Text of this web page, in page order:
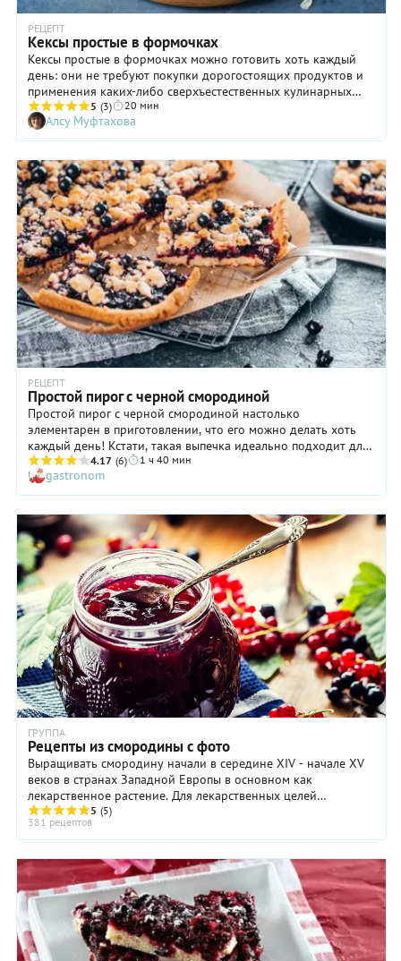
РЕЦЕПТ
Кексы простые в формочках
Кексы простые в формочках можно готовить хоть каждый
день: они не требуют покупки дорогостоящих продуктов и
применения каких-либо сверхъестественных кулинарных
знаний и умений. Зато нравится такая выпечка едва ли не
каждому! Простые кексы, приготовленные в маленьких
формочках, можно подать к чаю, кофе, какао. Правда, нам
кажется, что вкуснее всего есть эту выпечку с теплым
молоком. Во всяком случае, такое сочетание невольно
навевает воспоминания о временах, когда деревья были
большими, мы — маленькими, а вкуснее и уютнее маминых
кексов, булочек и пирожков не было ничего на свете!
5 (3) 20 мин
Алсу Муфтахова
РЕЦЕПТ
Простой пирог с черной смородиной
Простой пирог с черной смородиной настолько
элементарен в приготовлении, что его можно делать хоть
каждый день! Кстати, такая выпечка идеально подходит для
семейного чаепития на даче. Легкое и рассыпчатое тесто
гармонично дополняет выразительный вкус ягод с приятной
изысканной кислинкой. А уж об аромате блюда и говорить
не приходится! Простой пирог с черной смородиной лучше
всего готовить, конечно, со свежими ягодами, прямо с куста,
но и замороженные тоже подойдут. Причем, тратить время
на оттаивание нет никакой необходимости: достаньте их из
морозильной камеры и используйте по рецепту.
4.17 (6) 1 ч 40 мин
gastronom
ГРУППА
Рецепты из смородины с фото
Выращивать смородину начали в середине XIV - начале XV
веков в странах Западной Европы в основном как
лекарственное растение. Для лекарственных целей
использовали почки, листья и ягоды смородины. ...
5 (5)
381 рецептов